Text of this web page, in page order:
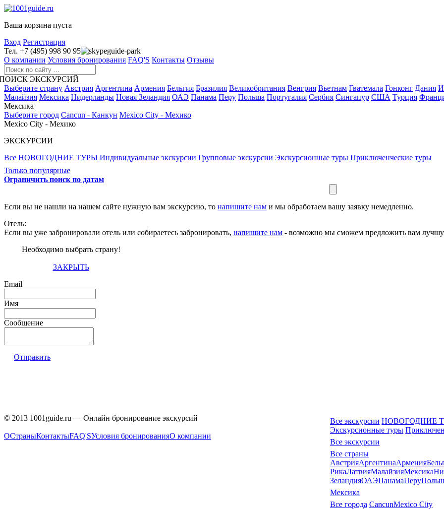
Ваша корзина пуста
Вход Регистрация
Тел. +7 (495) 998 90 95
guide-park
О компании Условия бронирования FAQ'S Контакты Отзывы
ЭКСКУРСИЙ
Выберите страну Австрия Аргентина Армения Бельгия Бразилия Великобритания Венгрия Вьетнам Гватемала Гонконг Дания
Малайзия Мексика Нидерланды Новая Зеландия ОАЭ Панама Перу Польша Португалия Сербия Сингапур США Турция
Мексика
Выберите город Cancun - Канкун Mexico City - Мехико
Mexico City - Мехико
ЭКСКУРСИИ
Все НОВОГОДНИЕ ТУРЫ Индивидуальные экскурсии Групповые экскурсии Экскурсионные туры Приключенческие туры
Только популярные
Ограничить поиск по датам
Если вы не нашли на нашем сайте нужную вам экскурсию, то напишите нам и мы обработаем вашу заявку немедленно.
Отель:
Если вы уже забронировали отель или собираетесь забронировать, напишите нам - возможно мы сможем предложить вам
Необходимо выбрать страну!
ЗАКРЫТЬ
Email
Имя
Сообщение
Отправить
Все экскурсии НОВОГОДНИЕ
Экскурсионные туры
Все экскурсии
Все страны
АвстрияАргентинаАрмения
РикаЛатвияМалайзияМексика
ЗеландияОАЭПанамаПеру
Мексика
Все города CancunMexico City
© 2013 1001guide.ru — Онлайн бронирование экскурсий
ОСтраныКонтактыFAQ'SУсловия бронированияО компании